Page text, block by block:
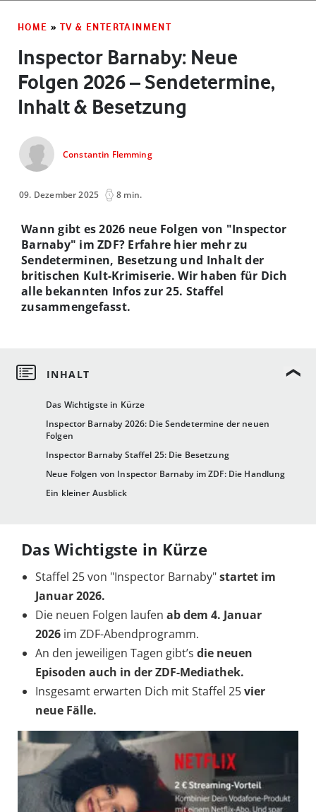
HOME » TV & ENTERTAINMENT
Inspector Barnaby: Neue
Folgen 2026 – Sendetermine,
Inhalt & Besetzung
Constantin Flemming
09. Dezember 2025 8 min.
Das Wichtigste in Kürze
Inspector Barnaby 2026: Die Sendetermine der neuen
Folgen
Inspector Barnaby Staffel 25: Die Besetzung
Neue Folgen von Inspector Barnaby im ZDF: Die Handlung
Ein kleiner Ausblick
Wann gibt es 2026 neue Folgen von "Inspector
Barnaby" im ZDF? Erfahre hier mehr zu
Sendeterminen, Besetzung und Inhalt der
britischen Kult-Krimiserie. Wir haben für Dich
alle bekannten Infos zur 25. Staffel
zusammengefasst.
Das Wichtigste in Kürze
Staffel 25 von "Inspector Barnaby"startet im
Januar 2026.
Die neuen Folgen laufen ab dem 4. Januar
2026 im ZDF-Abendprogramm.
An den jeweiligen Tagen gibt’s die neuen
Episoden auch in der ZDF-Mediathek.
Insgesamt erwarten Dich mit Staffel 25vier
neue Fälle.